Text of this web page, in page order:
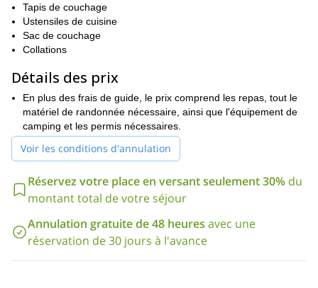
votre expérience soient excellents vous sera fourni, notamment
délicieux repasetdes conditions de camping confortables.
suffit d'être unrandonneur expérimenté
physique.
Si vous souhaitez vous rendre au sommet du Mont Whitney à
un rythme tranquille, le long d'une route pittoresque, ce
programme est fait pour vous. Tout ce que vous avez à faire
est de nous envoyer une demande. Vous ne le regretterez pas.
Tapis de couchage
Ustensiles de cuisine
Sac de couchage
Collations
Détails des prix
En plus des frais de guide, le prix comprend les repas, tout le
matériel de randonnée nécessaire, ainsi que l'équipement de
camping et les permis nécessaires.
Voir les conditions d'annulation
Réservez votre place en versant seulement 30% du
montant total de votre séjour
Annulation gratuite de 48 heures avec une
réservation de 30 jours à l'avance